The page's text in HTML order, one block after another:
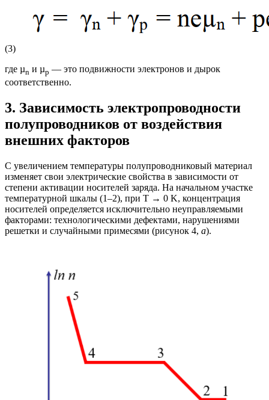
(3)
где µn и µp — это подвижности электронов и дырок
соответственно.
3. Зависимость электропроводности
полупроводников от воздействия
внешних факторов
С увеличением температуры полупроводниковый материал
изменяет свои электрические свойства в зависимости от
степени активации носителей заряда. На начальном участке
температурной шкалы (1–2), при Т → 0 K, концентрация
носителей определяется исключительно неуправляемыми
факторами: технологическими дефектами, нарушениями
решетки и случайными примесями (рисунок 4, а).